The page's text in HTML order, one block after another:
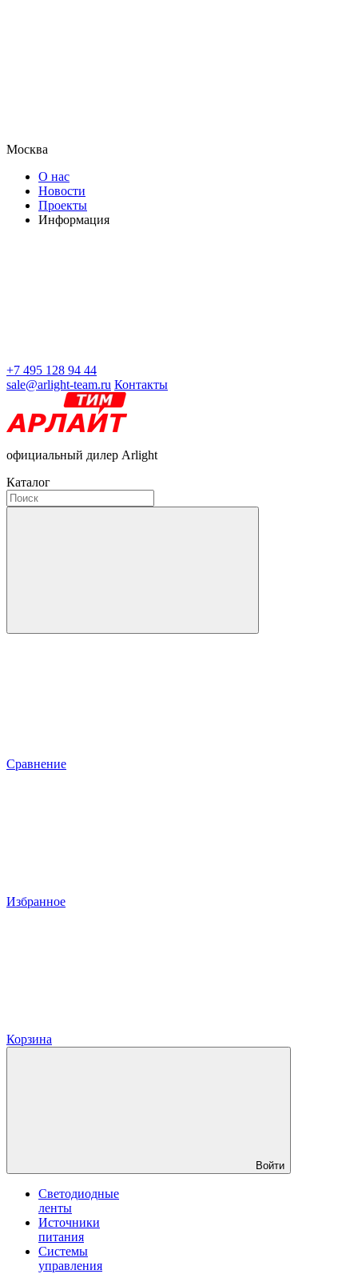
Москва
О нас
Новости
Проекты
Информация
+7 495 128 94 44
sale@arlight-team.ru Контакты
официальный дилер Arlight
Каталог
Сравнение
Избранное
Корзина
Войти
Светодиодные
ленты
Источники
питания
Системы
управления